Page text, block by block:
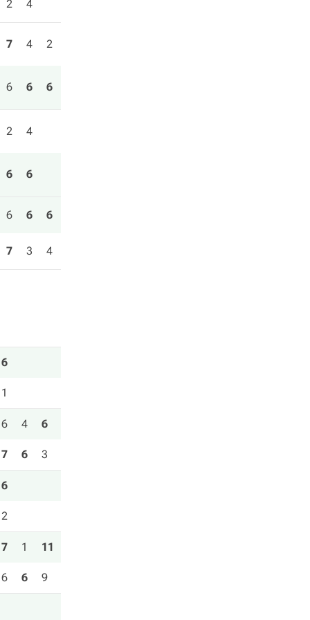
2 4
7 4 2
6 6 6
2 4
6 6
6 6 6
7 3 4
6
1
6 4 6
7 6 3
6
2
7 1 11
6 6 9